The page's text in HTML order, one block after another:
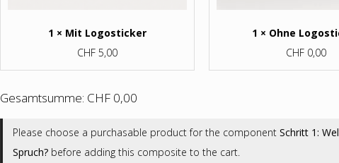
1 × Mit Logosticker
CHF5,00
1 × Ohne
CHF0,00
Gesamtsumme: CHF0,00
Please choose a purchasable product for the component Schritt 1:
Spruch?before adding this composite to the cart.